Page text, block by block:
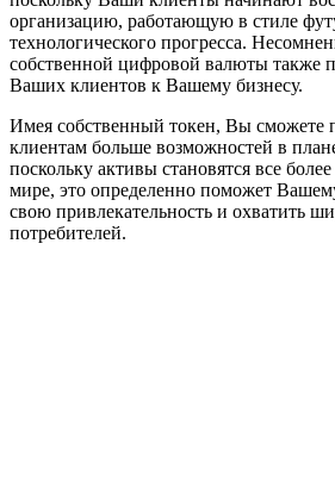
организацию, работающую в стиле
технологического прогресса.
собственной цифровой валюты также
Ваших клиентов к Вашему бизнесу.
Имея собственный токен, Вы сможете
клиентам больше возможностей в
поскольку активы становятся все
мире, это определенно поможет
свою привлекательность и охватить
потребителей.